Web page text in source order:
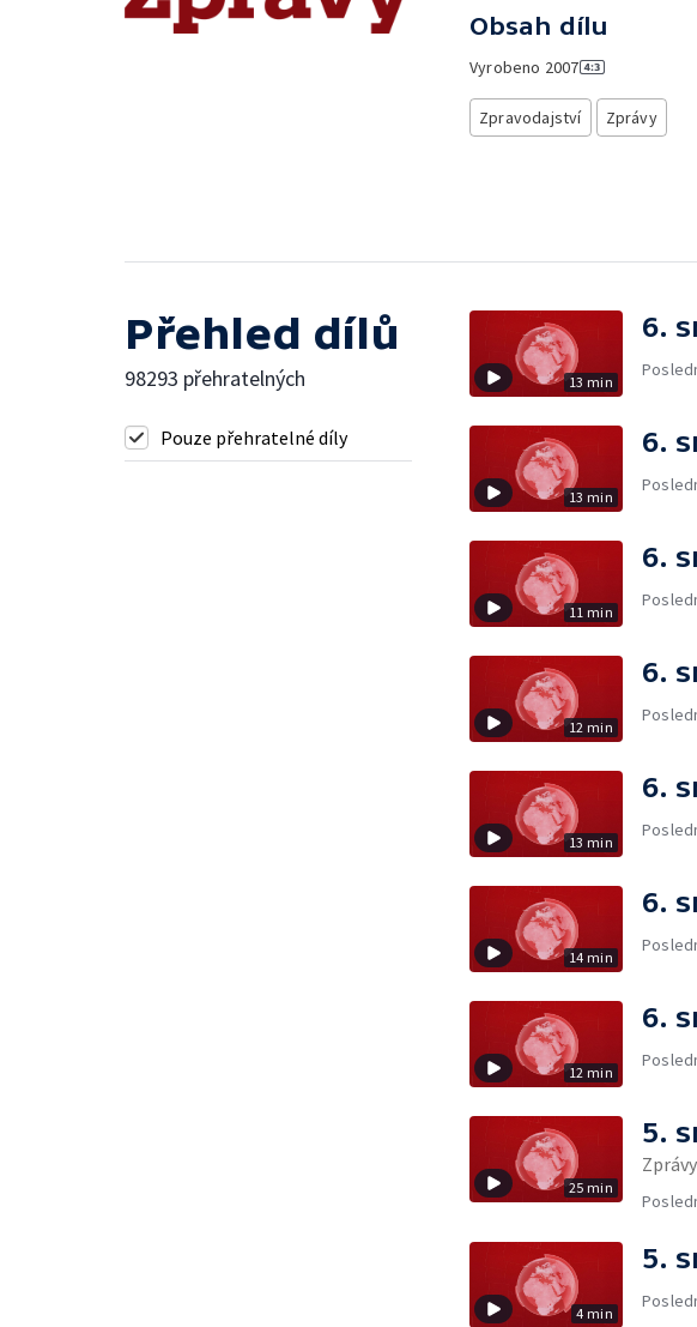
Obsah dílu
Vyrobeno 2007
Zpravodajství Zprávy
Přehled dílů
98293 přehratelných
Pouze přehratelné díly
13 min
6.
13 min
6.
11 min
6.
12 min
6.
13 min
6.
14 min
6.
12 min
6.
25 min
5.
4 min
5.